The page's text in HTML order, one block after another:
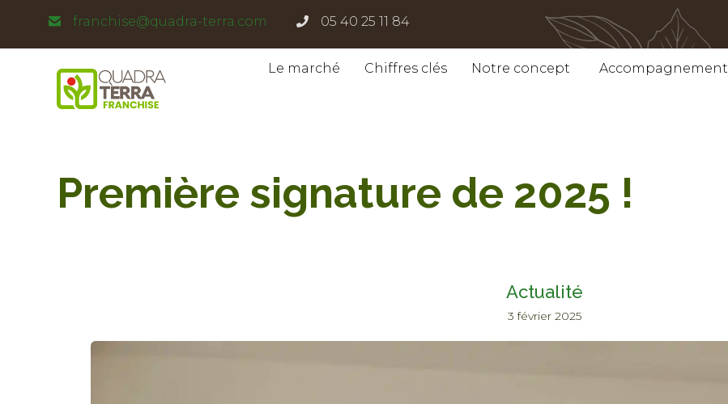
franchise@quadra-terra.com 05 40 25 11 84
Le marché Chiffres clés Notre concept Accompagnement
Première signature de 2025 !
Actualité
3 février 2025